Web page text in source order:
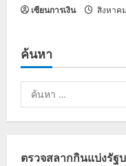
เซียนการเงิน สิงหาค
ค้นหา
ค้นหา
สำหรับ:
ตรวจสลากกินแบ่งรัฐ